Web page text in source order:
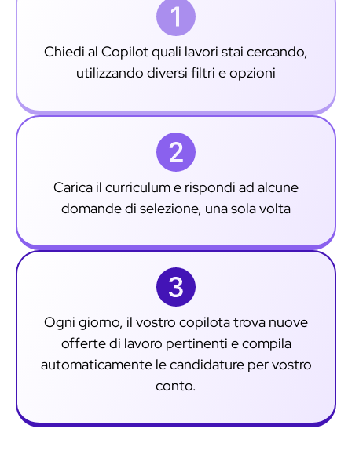
Chiedi al Copilot quali lavori stai cercando,
utilizzando diversi filtri e opzioni
Carica il curriculum e rispondi ad alcune
domande di selezione, una sola volta
Ogni giorno, il vostro copilota trova nuove
offerte di lavoro pertinenti e compila
automaticamente le candidature per vostro
conto.